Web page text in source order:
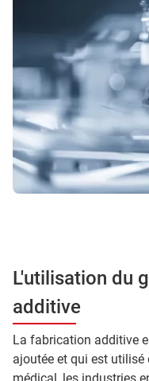
L'utilisation du
additive
La fabrication additive
ajoutée et qui est utilisé